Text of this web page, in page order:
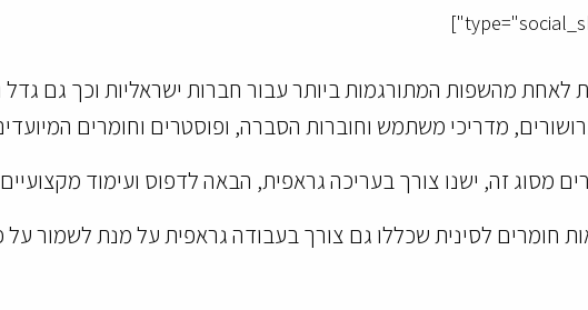
לאחת מהשפות המתורגמות ביותר עבור חברות ישראליות וכך גם
מדריכי משתמש וחוברות הסברה, ופוסטרים וחומרים
מסוג זה, ישנו צורך בעריכה גראפית, הבאה לדפוס ועימוד מקצועיים
חומרים לסינית שכללו גם צורך בעבודה גראפית על מנת לשמור